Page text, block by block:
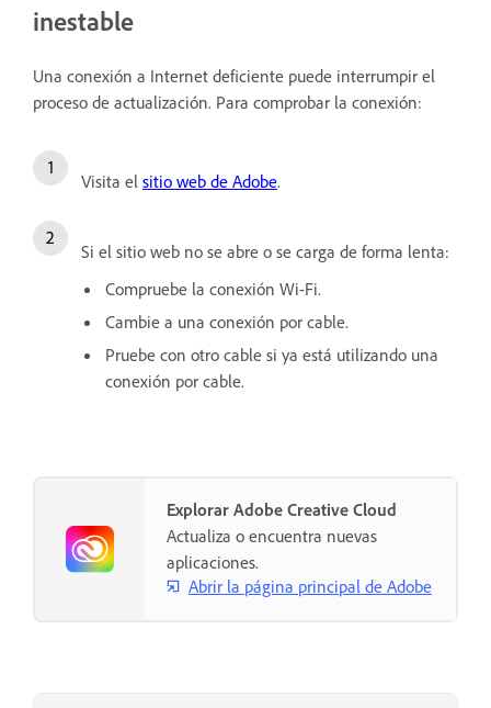
inestable
Una conexión a Internet deficiente puede interrumpir el
proceso de actualización. Para comprobar la conexión:
Visita el sitio web de Adobe.
Si el sitio web no se abre o se carga de forma lenta:
Compruebe la conexión Wi-Fi.
Cambie a una conexión por cable.
Pruebe con otro cable si ya está utilizando una
conexión por cable.
Explorar Adobe Creative Cloud
Actualiza o encuentra nuevas
aplicaciones.
Abrir la página principal de Adobe